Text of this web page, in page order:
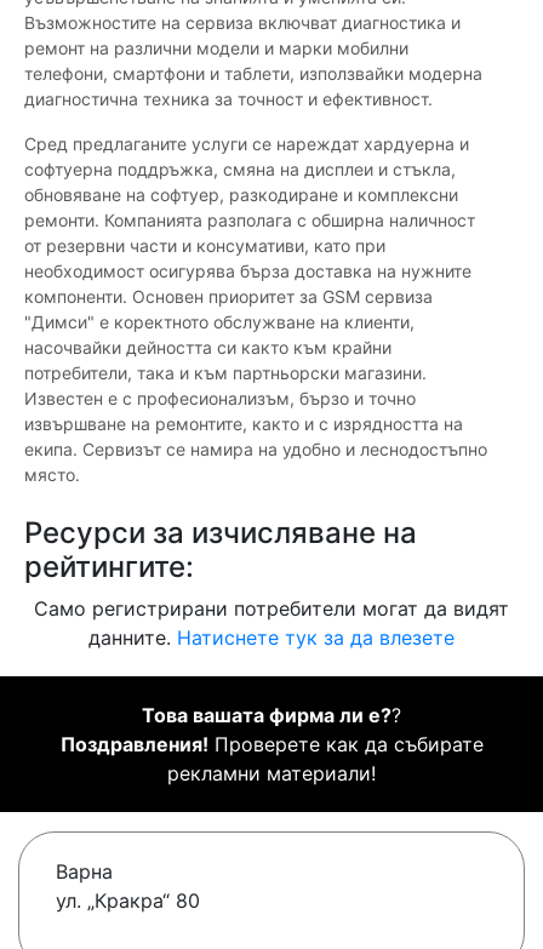
Възможностите на сервиза включват диагностика и
ремонт на различни модели и марки мобилни
телефони, смартфони и таблети, използвайки модерна
диагностична техника за точност и ефективност.
Сред предлаганите услуги се нареждат хардуерна и
софтуерна поддръжка, смяна на дисплеи и стъкла,
обновяване на софтуер, разкодиране и комплексни
ремонти. Компанията разполага с обширна наличност
от резервни части и консумативи, като при
необходимост осигурява бърза доставка на нужните
компоненти. Основен приоритет за GSM сервиза
"Димси" е коректното обслужване на клиенти,
насочвайки дейността си както към крайни
потребители, така и към партньорски магазини.
Известен е с професионализъм, бързо и точно
извършване на ремонтите, както и с изрядността на
екипа. Сервизът се намира на удобно и леснодостъпно
място.
Ресурси за изчисляване на
рейтингите:
Само регистрирани потребители могат да видят
данните. Натиснете тук за да влезете
Това вашата фирма ли е??
Поздравления! Проверете как да събирате
рекламни материали!
Варна
ул. „Кракра“ 80